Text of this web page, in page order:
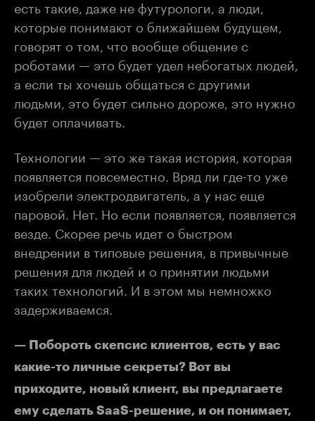
есть такие, даже не футурологи, а люди,
которые понимают о ближайшем будущем,
говорят о том, что вообще общение с
роботами — это будет удел небогатых людей,
а если ты хочешь общаться с другими
людьми, это будет сильно дороже, это нужно
будет оплачивать.
Технологии — это же такая история, которая
появляется повсеместно. Вряд ли где-то уже
изобрели электродвигатель, а у нас еще
паровой. Нет. Но если появляется, появляется
везде. Скорее речь идет о быстром
внедрении в типовые решения, в привычные
решения для людей и о принятии людьми
таких технологий. И в этом мы немножко
задерживаемся.
— Побороть скепсис клиентов, есть у вас
какие-то личные секреты? Вот вы
приходите, новый клиент, вы предлагаете
ему сделать SaaS-решение, и он понимает,